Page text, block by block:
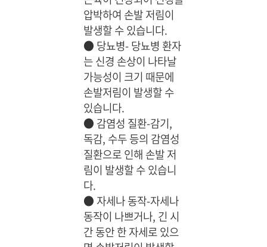
압박하여 손발 저림이
발생할 수 있습니다.
● 당뇨병- 당뇨병 환자
는 신경 손상이 나타날
가능성이 크기 때문에
손발저림이 발생할 수
있습니다.
● 감염성 질환-감기,
독감, 수두 등의 감염성
질환으로 인해 손발 저
림이 발생할 수 있습니
다.
● 자세나 동작-자세나
동작이 나쁘거나, 긴 시
간 동안 한 자세로 있으